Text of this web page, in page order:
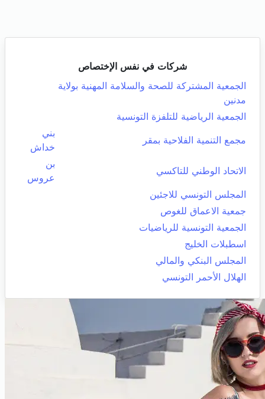
شركات في نفس الإختصاص
الجمعية المشتركة للصحة والسلامة المهنية بولاية
مدنين
الجمعية الرياضية للتلفزة التونسية
مجمع التنمية الفلاحية بمقر
بني
خداش
الاتحاد الوطني للتاكسي
بن
عروس
المجلس التونسي للاجئين
جمعية الاعماق للغوص
الجمعية التونسية للرياضيات
اسطبلات الخليج
المجلس البنكي والمالي
الهلال الأحمر التونسي